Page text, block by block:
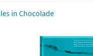
Chocolade